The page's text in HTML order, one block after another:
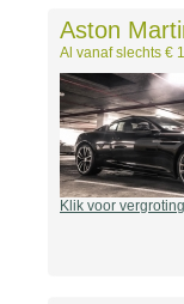
Aston
Al vanaf slechts €
Klik voor vergroting